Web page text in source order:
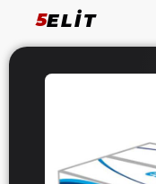
5ELIT